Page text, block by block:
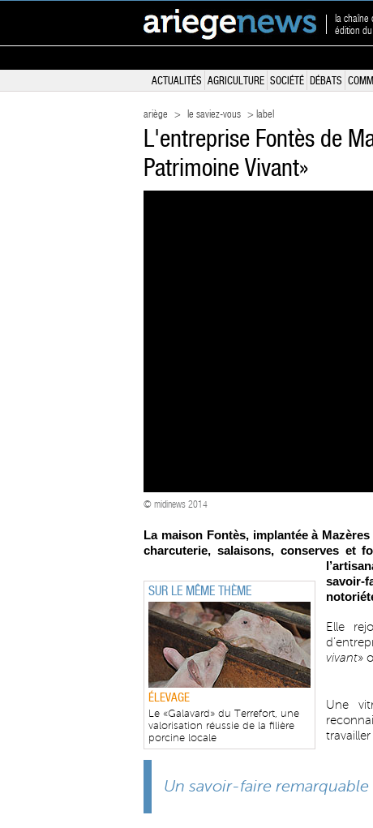
la
édition
ACTUALITÉS AGRICULTURE SOCIÉTÉ DÉBATS
ariège > le saviez-vous > label
L'entreprise Fontès de
Patrimoine Vivant»
© midinews 2014
SUR LE MÊME THÈME
ÉLEVAGE
Le «Galavard» du Terrefort, une
valorisation réussie de la filière
porcine locale
La maison Fontès, implantée à
charcuterie, salaisons, conserves et
savoir-
Elle
vivant»
Une
Un savoir-faire remarquable